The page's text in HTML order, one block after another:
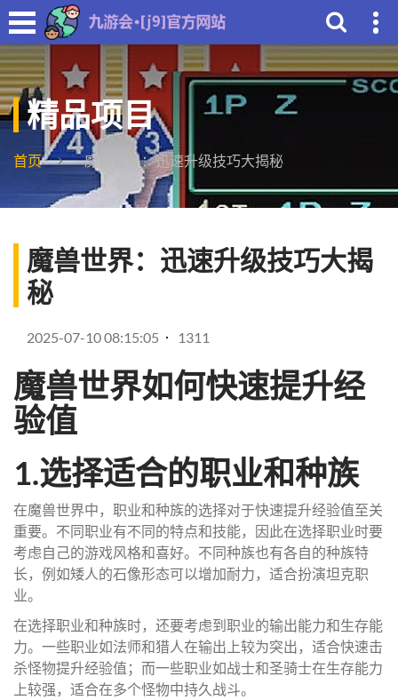
精品项目
首页 魔兽世界：迅速升级技巧大揭秘
魔兽世界：迅速升级技巧大揭
秘
2025-07-10 08:15:05 1311
魔兽世界如何快速提升经
验值
1.选择适合的职业和种族
在魔兽世界中，职业和种族的选择对于快速提升经验值至关
重要。不同职业有不同的特点和技能，因此在选择职业时要
考虑自己的游戏风格和喜好。不同种族也有各自的种族特
长，例如矮人的石像形态可以增加耐力，适合扮演坦克职
业。
在选择职业和种族时，还要考虑到职业的输出能力和生存能
力。一些职业如法师和猎人在输出上较为突出，适合快速击
杀怪物提升经验值；而一些职业如战士和圣骑士在生存能力
上较强，适合在多个怪物中持久战斗。